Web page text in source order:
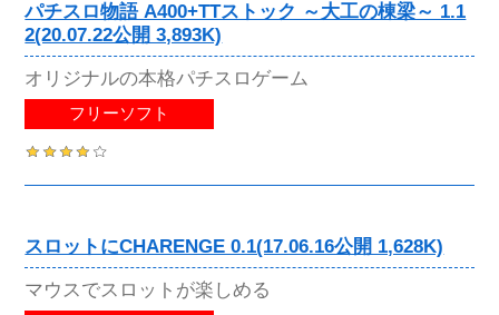
パチスロ物語 A400+TTストック ～大工の棟梁～ 1.1
2(20.07.22公開 3,893K)
オリジナルの本格パチスロゲーム
フリーソフト
スロットにCHARENGE 0.1(17.06.16公開 1,628K)
マウスでスロットが楽しめる